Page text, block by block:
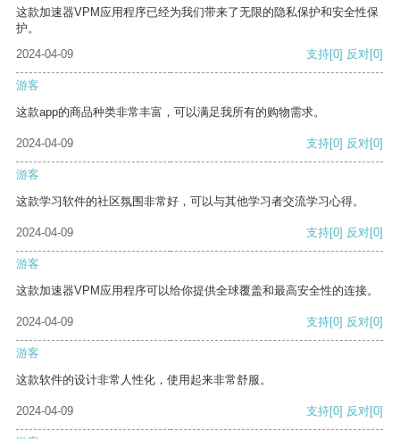
这款加速器VPM应用程序已经为我们带来了无限的隐私保护和安全性保
护。
2024-04-09
支持[0] 反对[0]
游客
这款app的商品种类非常丰富，可以满足我所有的购物需求。
2024-04-09 支持[0] 反对[0]
游客
这款学习软件的社区氛围非常好，可以与其他学习者交流学习心得。
2024-04-09 支持[0] 反对[0]
游客
这款加速器VPM应用程序可以给你提供全球覆盖和最高安全性的连接。
2024-04-09 支持[0] 反对[0]
游客
这款软件的设计非常人性化，使用起来非常舒服。
2024-04-09 支持[0] 反对[0]